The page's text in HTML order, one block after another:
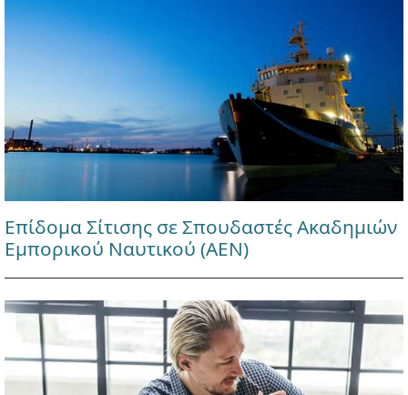
Επίδομα Σίτισης σε Σπουδαστές Ακαδημιών
Εμπορικού Ναυτικού (ΑΕΝ)